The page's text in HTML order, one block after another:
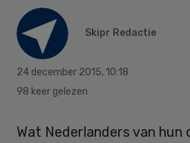
Skipr Redactie
24 december 2015, 10:18
98 keer gelezen
Wat Nederlanders van hun